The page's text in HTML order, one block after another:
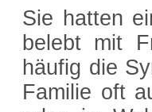
Sie hatten
belebt mit
häufig die
Familie oft